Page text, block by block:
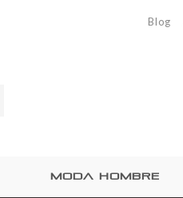
Blog
MODA HOMBRE